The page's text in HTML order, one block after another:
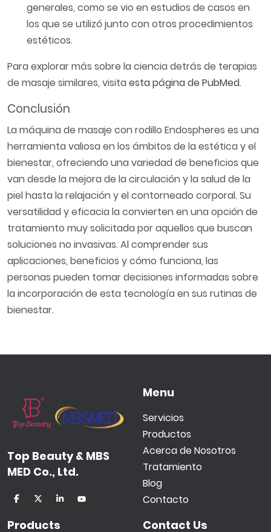
generales, como se vio en estudios de casos en
los que se utilizó junto con otros procedimientos
estéticos.
Para explorar más sobre la ciencia detrás de terapias
de masaje similares, visitaesta página de PubMed.
Conclusión
La máquina de masaje con rodillo Endospheres es una
herramienta valiosa en los ámbitos de la estética y el
bienestar, ofreciendo una variedad de beneficios que
van desde la mejora de la circulación y la salud de la
piel hasta la relajación y el contorneado corporal. Su
versatilidad y eficacia la convierten en una opción de
tratamiento muy solicitada por aquellos que buscan
soluciones no invasivas. Al comprender sus
aplicaciones, beneficios y cómo funciona, las
personas pueden tomar decisiones informadas sobre
la incorporación de esta tecnología en sus rutinas de
bienestar.
Top Beauty & MBS
MED Co., Ltd.
Menu
Servicios
Productos
Acerca de Nosotros
Tratamiento
Blog
Contacto
Products Contact Us